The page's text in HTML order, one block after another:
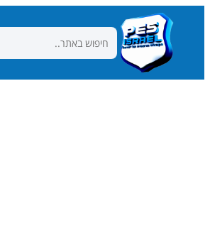
Search
for:
Search Button